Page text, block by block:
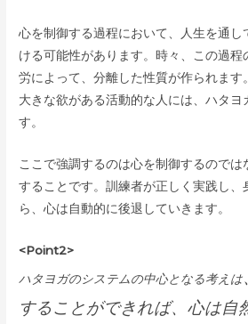
心を制御する過程において、人生を通し
ける可能性があります。時々、この過
労によって、分離した性質が作られます
大きな欲がある活動的な人には、ハタヨ
す。
ここで強調するのは心を制御するのでは
することです。訓練者が正しく実践し、
ら、心は自動的に後退していきます。
<Point2>
ハタヨガのシステムの中心となる考えは
することができれば、心は自